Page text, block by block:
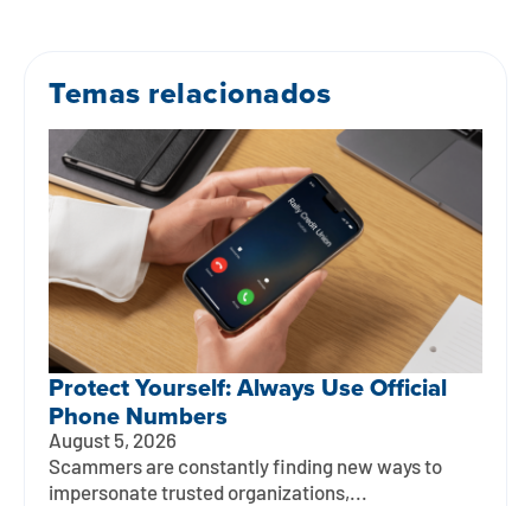
Temas relacionados
Protect Yourself: Always Use Official
Phone Numbers
August 5, 2026
Scammers are constantly finding new ways to
impersonate trusted organizations,...